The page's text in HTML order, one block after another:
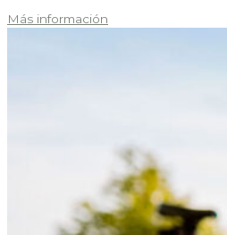
Más información